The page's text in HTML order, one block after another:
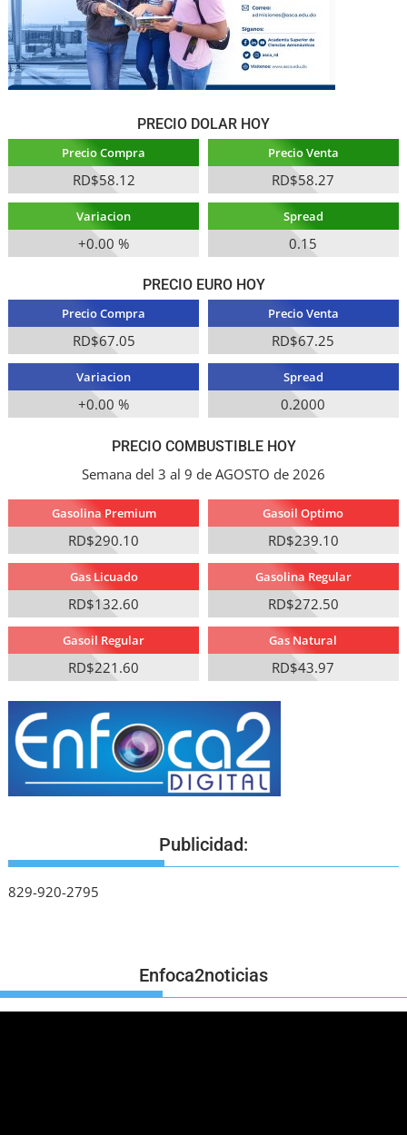
PRECIO DOLAR HOY
Precio Compra
RD$58.12
Precio Venta
RD$58.27
Variacion
+0.00 %
Spread
0.15
PRECIO EURO HOY
Precio Compra
RD$67.05
Precio Venta
RD$67.25
Variacion
+0.00 %
Spread
0.2000
PRECIO COMBUSTIBLE HOY
Semana del 3 al 9 de AGOSTO de 2026
Gasolina Premium
RD$290.10
Gasoil Optimo
RD$239.10
Gas Licuado
RD$132.60
Gasolina Regular
RD$272.50
Gasoil Regular
RD$221.60
Gas Natural
RD$43.97
Publicidad:
829-920-2795
Enfoca2noticias